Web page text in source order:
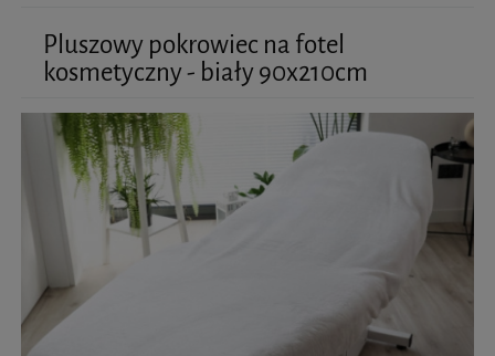
Pluszowy pokrowiec na fotel
kosmetyczny - biały 90x210cm